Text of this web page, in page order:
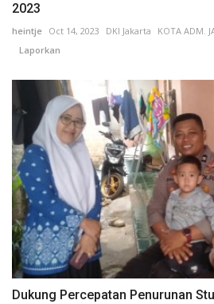
2023
heintje Oct 14, 2023 DKI Jakarta KOTA ADM.
Laporkan
Dukung Percepatan Penurunan